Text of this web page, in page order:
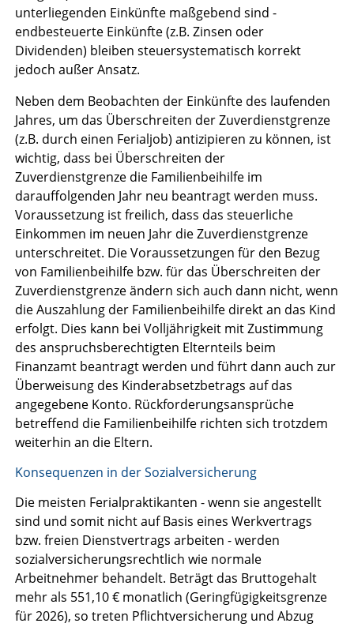
unterliegenden Einkünfte maßgebend sind -
endbesteuerte Einkünfte (z.B. Zinsen oder
Dividenden) bleiben steuersystematisch korrekt
jedoch außer Ansatz.
Neben dem Beobachten der Einkünfte des laufenden
Jahres, um das Überschreiten der Zuverdienstgrenze
(z.B. durch einen Ferialjob) antizipieren zu können, ist
wichtig, dass bei Überschreiten der
Zuverdienstgrenze die Familienbeihilfe im
darauffolgenden Jahr neu beantragt werden muss.
Voraussetzung ist freilich, dass das steuerliche
Einkommen im neuen Jahr die Zuverdienstgrenze
unterschreitet. Die Voraussetzungen für den Bezug
von Familienbeihilfe bzw. für das Überschreiten der
Zuverdienstgrenze ändern sich auch dann nicht, wenn
die Auszahlung der Familienbeihilfe direkt an das Kind
erfolgt. Dies kann bei Volljährigkeit mit Zustimmung
des anspruchsberechtigten Elternteils beim
Finanzamt beantragt werden und führt dann auch zur
Überweisung des Kinderabsetzbetrags auf das
angegebene Konto. Rückforderungsansprüche
betreffend die Familienbeihilfe richten sich trotzdem
weiterhin an die Eltern.
Konsequenzen in der Sozialversicherung
Die meisten Ferialpraktikanten - wenn sie angestellt
sind und somit nicht auf Basis eines Werkvertrags
bzw. freien Dienstvertrags arbeiten - werden
sozialversicherungsrechtlich wie normale
Arbeitnehmer behandelt. Beträgt das Bruttogehalt
mehr als 551,10 € monatlich (Geringfügigkeitsgrenze
für 2026), so treten Pflichtversicherung und Abzug